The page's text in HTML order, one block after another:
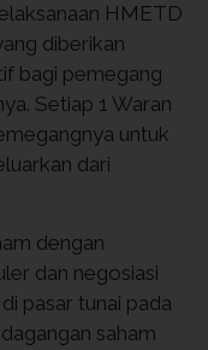
HMETD
diberikan
bagi pemegang
Setiap 1 Waran
untuk
dari
dengan
dan negosiasi
pasar tunai pada
saham